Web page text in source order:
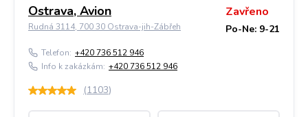
Ostrava, Avion
Rudná 3114, 700 30 Ostrava-jih-Zábřeh
Zavřeno
Po-Ne: 9-21
Telefon: +420 736 512 946
Info k zakázkám: +420 736 512 946
(1103)